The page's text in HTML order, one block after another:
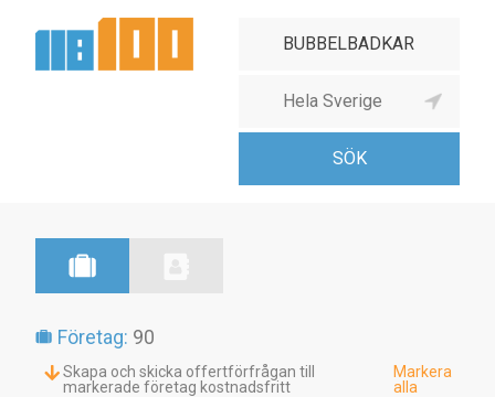
Företag: 90
Skapa och skicka offertförfrågan till
markerade företag kostnadsfritt
Markera
alla